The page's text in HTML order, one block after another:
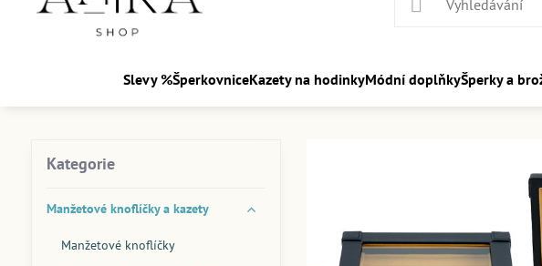
Slevy %ŠperkovniceKazety na hodinkyMódní doplňkyŠperky a
Kategorie
Manžetové knoflíčky a kazety
Manžetové knoflíčky